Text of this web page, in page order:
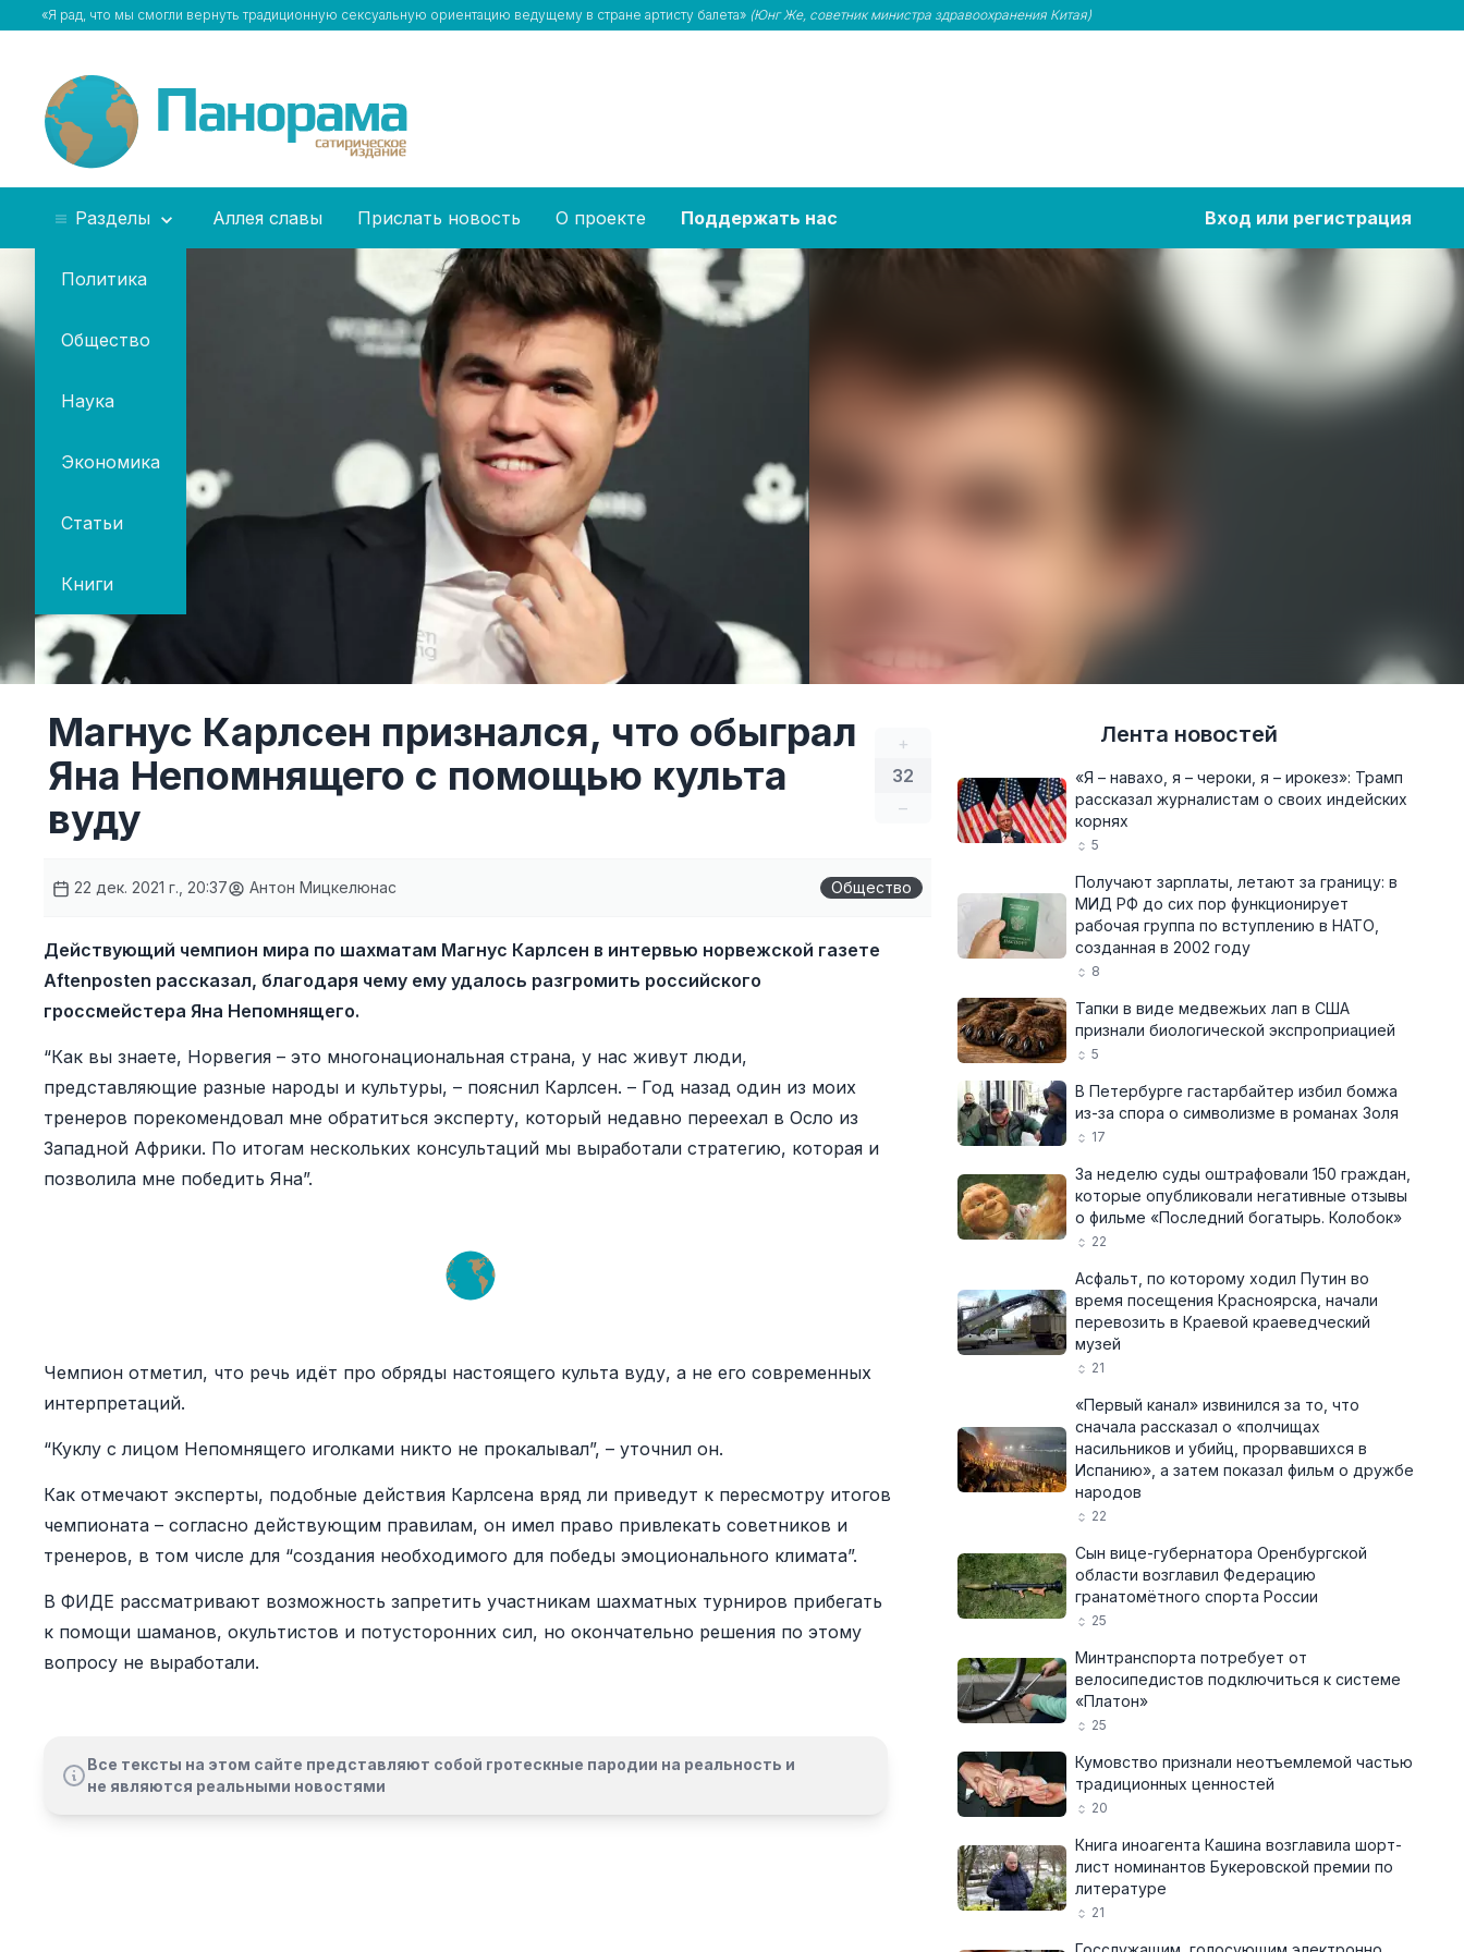
«Я рад, что мы смогли вернуть традиционную сексуальную ориентацию ведущему в стране артисту балета» (Юнг Же, советник министра здравоохранения Китая)
Разделы
Политика
Общество
Наука
Экономика
Статьи
Книги
Аллея славы Прислать новость О проекте Поддержать нас Вход или регистрация
+
32
–
Магнус Карлсен признался, что обыграл
Яна Непомнящего с помощью культа
вуду
22 дек. 2021 г., 20:37 Антон Мицкелюнас Общество
Действующий чемпион мира по шахматам Магнус Карлсен в интервью норвежской газете
Aftenposten рассказал, благодаря чему ему удалось разгромить российского
гроссмейстера Яна Непомнящего.
“Как вы знаете, Норвегия – это многонациональная страна, у нас живут люди,
представляющие разные народы и культуры, – пояснил Карлсен. – Год назад один из моих
тренеров порекомендовал мне обратиться эксперту, который недавно переехал в Осло из
Западной Африки. По итогам нескольких консультаций мы выработали стратегию, которая и
позволила мне победить Яна”.
Чемпион отметил, что речь идёт про обряды настоящего культа вуду, а не его современных
интерпретаций.
“Куклу с лицом Непомнящего иголками никто не прокалывал”, – уточнил он.
Как отмечают эксперты, подобные действия Карлсена вряд ли приведут к пересмотру итогов
чемпионата – согласно действующим правилам, он имел право привлекать советников и
тренеров, в том числе для “создания необходимого для победы эмоционального климата”.
В ФИДЕ рассматривают возможность запретить участникам шахматных турниров прибегать
к помощи шаманов, окультистов и потусторонних сил, но окончательно решения по этому
вопросу не выработали.
Все тексты на этом сайте представляют собой гротескные пародии на реальность и
не являются реальными новостями
Лента новостей
«Я – навахо, я – чероки, я – ирокез»: Трамп
рассказал журналистам о своих индейских
корнях
5
Получают зарплаты, летают за границу: в
МИД РФ до сих пор функционирует
рабочая группа по вступлению в НАТО,
созданная в 2002 году
8
Тапки в виде медвежьих лап в США
признали биологической экспроприацией
5
В Петербурге гастарбайтер избил бомжа
из-за спора о символизме в романах Золя
17
За неделю суды оштрафовали 150 граждан,
которые опубликовали негативные отзывы
о фильме «Последний богатырь. Колобок»
22
Асфальт, по которому ходил Путин во
время посещения Красноярска, начали
перевозить в Краевой краеведческий
музей
21
«Первый канал» извинился за то, что
сначала рассказал о «полчищах
насильников и убийц, прорвавшихся в
Испанию», а затем показал фильм о дружбе
народов
22
Сын вице-губернатора Оренбургской
области возглавил Федерацию
гранатомётного спорта России
25
Минтранспорта потребует от
велосипедистов подключиться к системе
«Платон»
25
Кумовство признали неотъемлемой частью
традиционных ценностей
20
Книга иноагента Кашина возглавила шорт-
лист номинантов Букеровской премии по
литературе
21